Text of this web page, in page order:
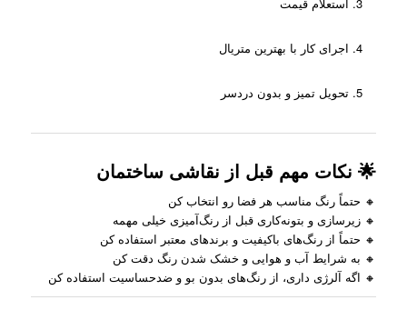
اجرای کار با بهترین متریال
تحویل تمیز و بدون دردسر
🌟 نکات مهم قبل از نقاشی ساختمان
🔸 حتماً رنگ مناسب هر فضا رو انتخاب کن
🔸 زیرسازی و بتونه‌کاری قبل از رنگ‌آمیزی خیلی مهمه
🔸 حتماً از رنگ‌های باکیفیت و برندهای معتبر استفاده کن
🔸 به شرایط آب و هوایی و خشک شدن رنگ دقت کن
🔸 اگه آلرژی داری، از رنگ‌های بدون بو و ضدحساسیت استفاده کن